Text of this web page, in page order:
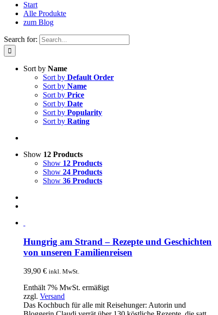
Start
Alle Produkte
zum Blog
Search for:
Sort by Name
Sort by Default Order
Sort by Name
Sort by Price
Sort by Date
Sort by Popularity
Sort by Rating
Show 12 Products
Show 12 Products
Show 24 Products
Show 36 Products
Hungrig am Strand – Rezepte und Geschichten
von unseren Familienreisen
39,90 € inkl. MwSt.
Enthält 7% MwSt. ermäßigt
zzgl. Versand
Das Kochbuch für alle mit Reisehunger: Autorin und